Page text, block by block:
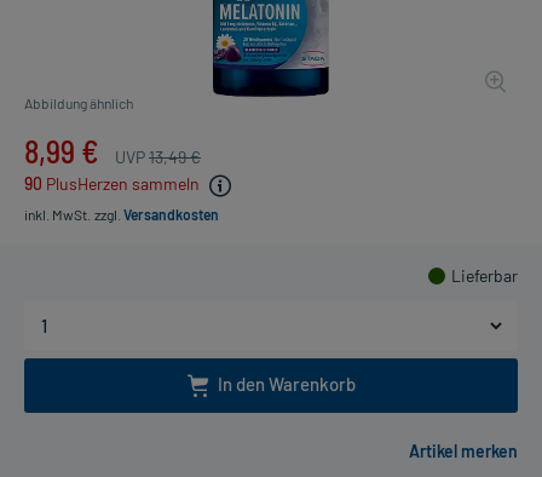
Abbildung ähnlich
8,99 € UVP13,49 €
90 PlusHerzen sammeln
inkl. MwSt. zzgl. Versandkosten
Lieferbar
In den Warenkorb